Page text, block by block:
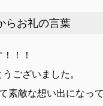
らお礼の言葉
！！
ございました。
素敵な想い出になっ